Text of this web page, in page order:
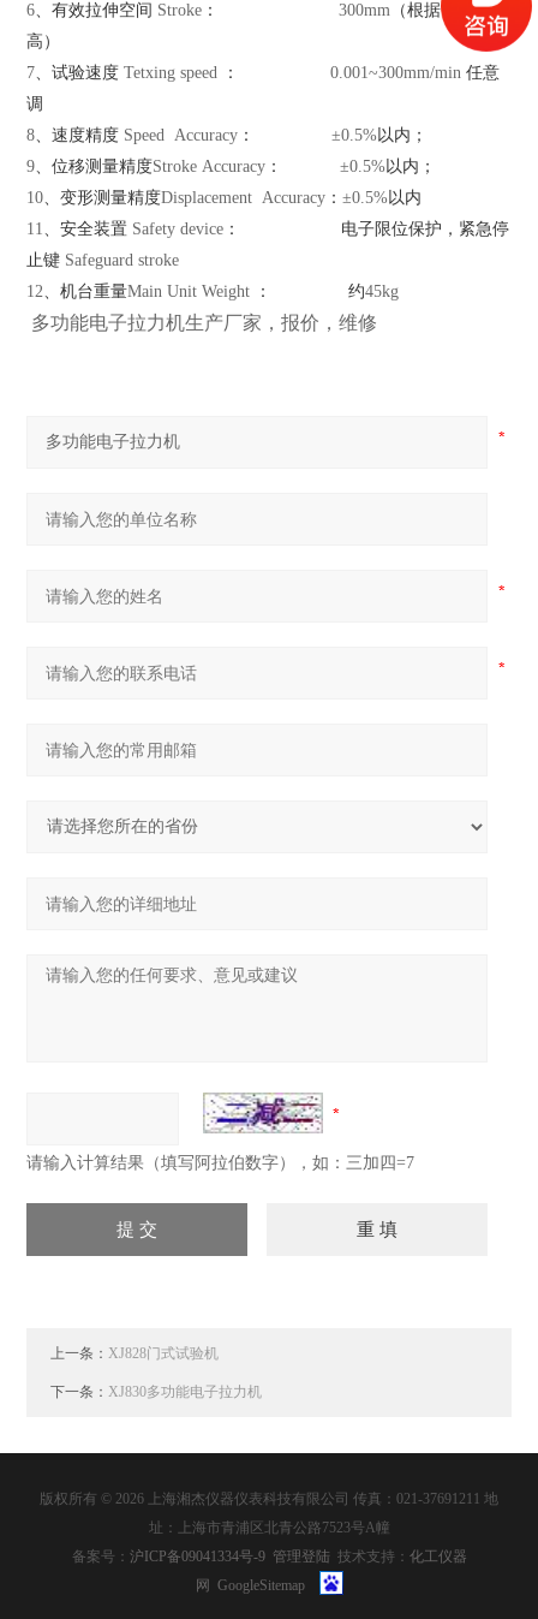
6、有效拉伸空间 Stroke ： 300mm （根据需要可加
高）
7、试验速度 Tetxing speed ： 0.001~300mm/min任意
调
8、速度精度 Speed Accuracy ： ±0.5%以内；
9、位移测量精度Stroke Accuracy ： ±0.5%以内；
10、变形测量精度Displacement Accuracy ：±0.5%以内
11、安全装置 Safety device ：
电子限位保护，紧急停
止键 Safeguard stroke
12、机台重量Main Unit Weight ： 约45kg
多功能电子拉力机生产厂家，报价，维修
请输入计算结果（填写阿拉伯数字），如：三加四=7
上一条：XJ828门式试验机
下一条：XJ830多功能电子拉力机
版权所有 © 2026 上海湘杰仪器仪表科技有限公司 传真：021-37691211 地
址：上海市青浦区北青公路7523号A幢
备案号： 沪ICP备09041334号-9 管理登陆 技术支持： 化工仪器
网 GoogleSitemap